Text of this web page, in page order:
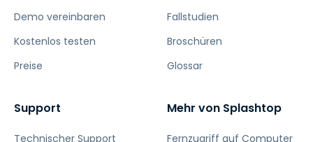
Demo vereinbaren
Kostenlos testen
Preise
Fallstudien
Broschüren
Glossar
Support
Technischer Support
Mehr von Splashtop
Fernzugriff auf Computer